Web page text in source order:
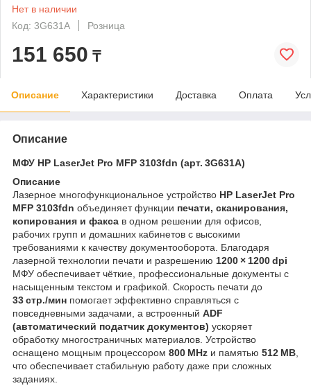
Нет в наличии
Код: 3G631A
Розница
151 650 ₸
Описание Характеристики Доставка Оплата
Описание
МФУ HP LaserJet Pro MFP 3103fdn (арт. 3G631A)
Описание
Лазерное многофункциональное устройство HP LaserJet Pro
MFP 3103fdn объединяет функции печати, сканирования,
копирования и факса в одном решении для офисов,
рабочих групп и домашних кабинетов с высокими
требованиями к качеству документооборота. Благодаря
лазерной технологии печати и разрешению 1200 × 1200 dpi
МФУ обеспечивает чёткие, профессиональные документы с
насыщенным текстом и графикой. Скорость печати до
33 стр./мин помогает эффективно справляться с
повседневными задачами, а встроенный ADF
(автоматический податчик документов) ускоряет
обработку многостраничных материалов. Устройство
оснащено мощным процессором 800 MHz и памятью 512 MB
что обеспечивает стабильную работу даже при сложных
заданиях.